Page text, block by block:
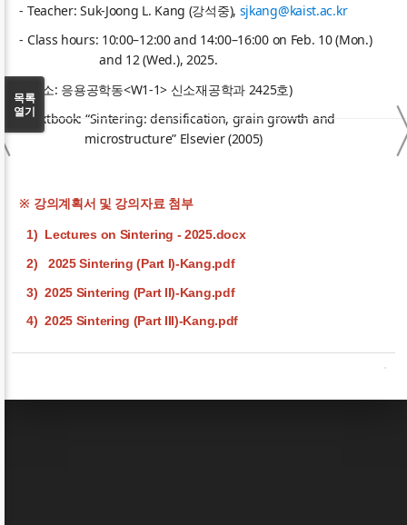
- Teacher: Suk-Joong L. Kang (강석중), sjkang@kaist.ac.kr
- Class hours: 10:00–12:00 and 14:00–16:00 on Feb. 10 (Mon.)
and 12 (Wed.), 2025.
(장소: 응용공학동<W1-1> 신소재공학과 2425호)
- Textbook: “Sintering: densification, grain growth and
microstructure” Elsevier (2005)
※ 강의계획서 및 강의자료 첨부
1) Lectures on Sintering - 2025.docx
2) 2025 Sintering (Part I)-Kang.pdf
3)2025 Sintering (Part II)-Kang.pdf
4)2025 Sintering (Part III)-Kang.pdf
목록
열기